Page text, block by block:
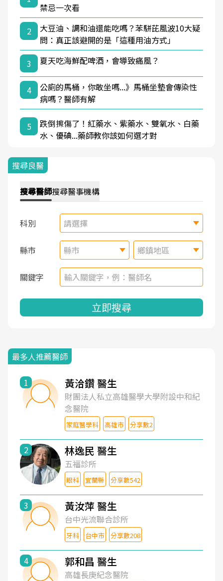
禁忌一次看
2
大豆油、調和油還能吃嗎？苯駢芘風波10大疑
問：真正該避開的是「這種用油方式」
3
夏天吃海鮮配啤酒，會導致痛風？
4
公廁的馬桶，你敢坐嗎...》馬桶坐墊會傳染性
病嗎？醫師有解
5
跌倒擦傷了！紅藥水、紫藥水、雙氧水、白藥
水、優碘...藥師教你該如何選才對
搜尋良醫
搜尋醫師搜尋醫事機構
科別 請選擇
縣市 縣市 鄉鎮地區
關鍵字
立即搜尋
最多人推薦醫師
1 黃洽鑽 醫生
財團法人私立高雄醫學大學附設中和紀
念醫院
家庭醫學科 高雄市 分享數2
2 林逸民 醫生
五福診所
眼科 宜蘭縣 分享數542
3 黃汝萍 醫生
台中光流聯合診所
牙科 台中市 分享數208
4 郭和昌 醫生
高雄長庚紀念醫院